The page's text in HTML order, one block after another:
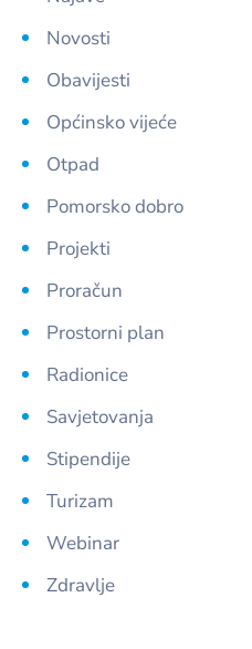
Novosti
Obavijesti
Općinsko vijeće
Otpad
Pomorsko dobro
Projekti
Proračun
Prostorni plan
Radionice
Savjetovanja
Stipendije
Turizam
Webinar
Zdravlje